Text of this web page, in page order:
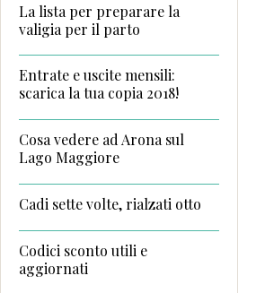
La lista per preparare la
valigia per il parto
Entrate e uscite mensili:
scarica la tua copia 2018!
Cosa vedere ad Arona sul
Lago Maggiore
Cadi sette volte, rialzati otto
Codici sconto utili e
aggiornati